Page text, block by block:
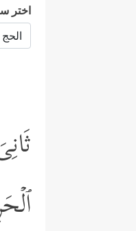
اختر